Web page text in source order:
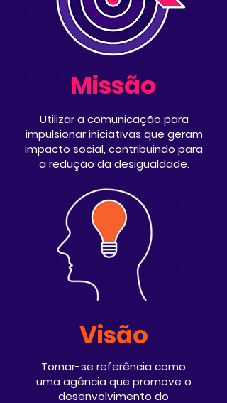
Missão
Utilizar a comunicação para
impulsionar iniciativas que geram
impacto social, contribuindo para
a redução da desigualdade.
Visão
Tornar-se referência como
uma agência que promove o
desenvolvimento do